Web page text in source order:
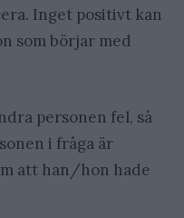
Inget positivt kan
som börjar med
personen fel, så
i fråga är
att han/hon hade